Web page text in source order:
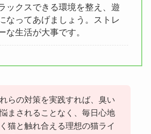
ックスできる環境を整え、遊
なってあげましょう。ストレ
な生活が大事です。
らの対策を実践すれば、臭い
まされることなく、毎日心地
猫と触れ合える理想の猫ライ